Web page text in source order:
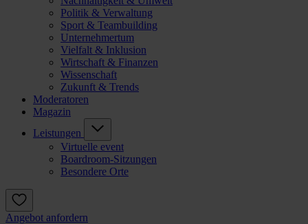
Politik & Verwaltung
Sport & Teambuilding
Unternehmertum
Vielfalt & Inklusion
Wirtschaft & Finanzen
Wissenschaft
Zukunft & Trends
Moderatoren
Magazin
Leistungen
Virtuelle event
Boardroom-Sitzungen
Besondere Orte
Angebot anfordern